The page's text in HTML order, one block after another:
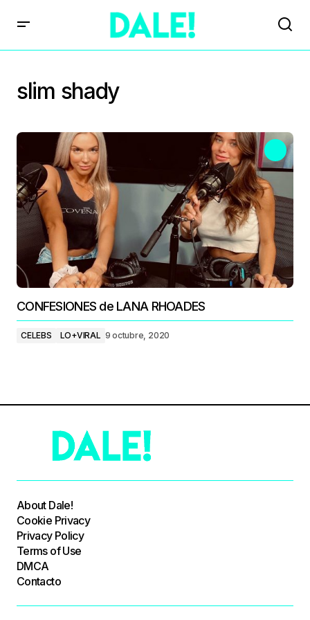
slim shady
CONFESIONES de LANA RHOADES
CELEBS LO+VIRAL 9 octubre, 2020
About Dale!
Cookie Privacy
Privacy Policy
Terms of Use
DMCA
Contacto